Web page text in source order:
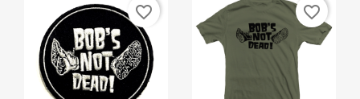
favorite_border favorite_border